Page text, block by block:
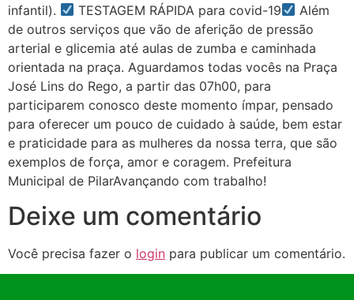
infantil).
TESTAGEM RÁPIDA para covid-19
Além
de outros serviços que vão de aferição de pressão
arterial e glicemia até aulas de zumba e caminhada
orientada na praça. Aguardamos todas vocês na Praça
José Lins do Rego, a partir das 07h00, para
participarem conosco deste momento ímpar, pensado
para oferecer um pouco de cuidado à saúde, bem estar
e praticidade para as mulheres da nossa terra, que são
exemplos de força, amor e coragem. Prefeitura
Municipal de PilarAvançando com trabalho!
Deixe um comentário
Você precisa fazer o login para publicar um comentário.